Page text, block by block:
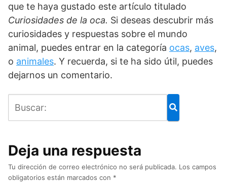
que te haya gustado este artículo titulado
Curiosidades de la oca. Si deseas descubrir más
curiosidades y respuestas sobre el mundo
animal, puedes entrar en la categoría ocas, aves,
o animales. Y recuerda, si te ha sido útil, puedes
dejarnos un comentario.
Deja una respuesta
Tu dirección de correo electrónico no será publicada. Los campos
obligatorios están marcados con *